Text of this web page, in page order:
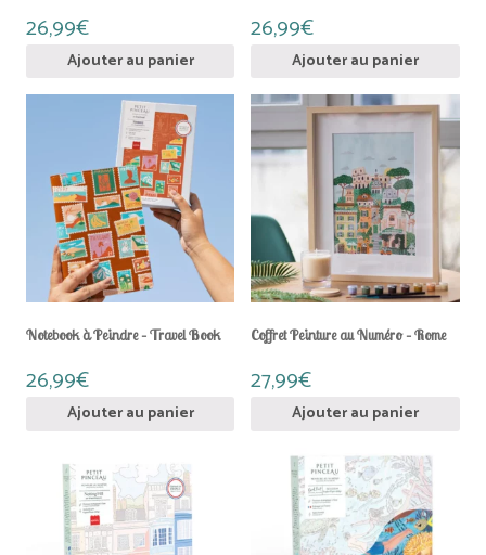
26,99€
Ajouter au panier
26,99€
Ajouter au panier
Notebook à Peindre – Travel Book
26,99€
Ajouter au panier
Coffret Peinture au Numéro – Rome
27,99€
Ajouter au panier